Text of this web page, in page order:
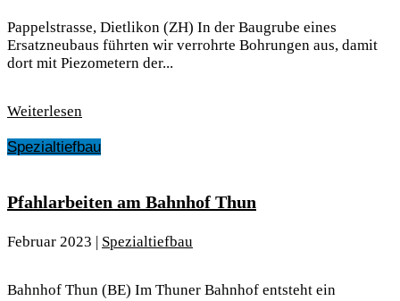
Pappelstrasse, Dietlikon (ZH) In der Baugrube eines
Ersatzneubaus führten wir verrohrte Bohrungen aus, damit
dort mit Piezometern der...
Weiterlesen
Spezialtiefbau
Pfahlarbeiten am Bahnhof Thun
Februar 2023 | Spezialtiefbau
Bahnhof Thun (BE) Im Thuner Bahnhof entsteht ein